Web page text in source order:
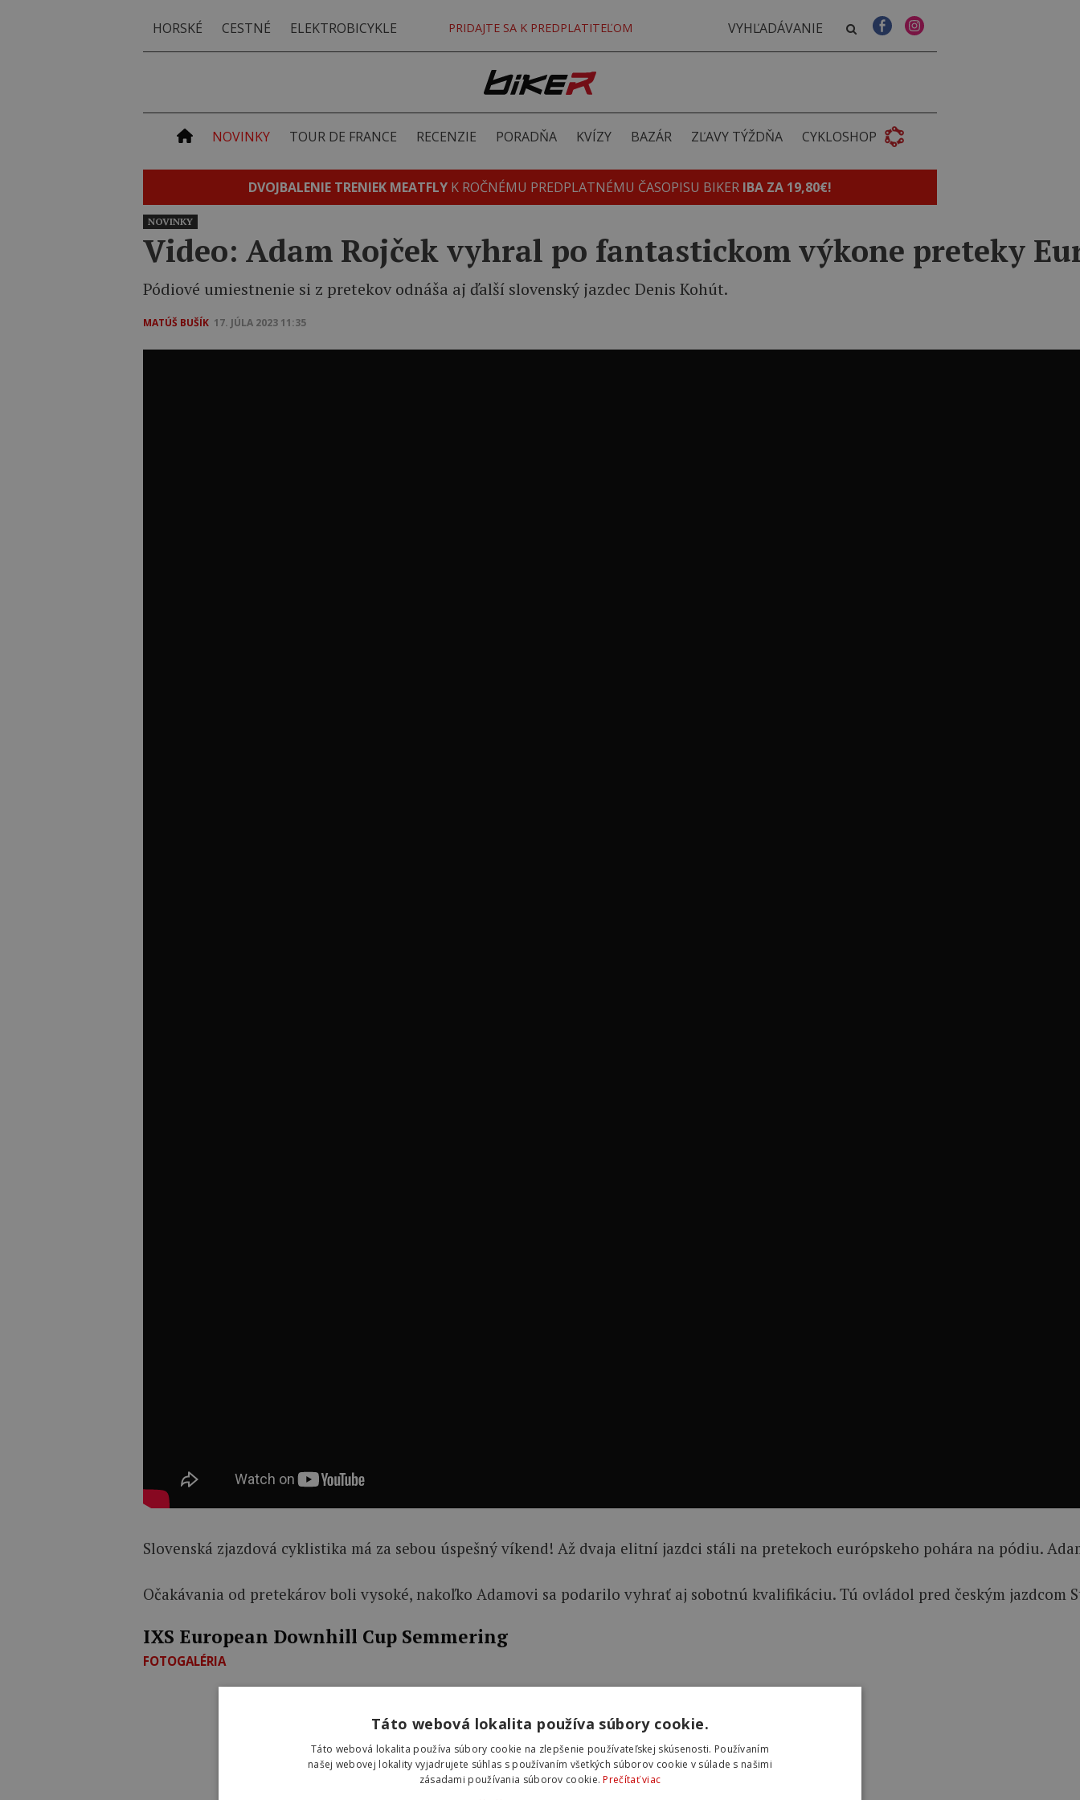
HORSKÉ CESTNÉ ELEKTROBICYKLE PRIDAJTE SA K PREDPLATITEĽOM
NOVINKY TOUR DE FRANCE RECENZIE PORADŇA KVÍZY BAZÁR ZĽAVY TÝŽDŇA CYKLOSHOP
DVOJBALENIE TRENIEK MEATFLY K ROČNÉMU PREDPLATNÉMU ČASOPISU BIKER IBA ZA 19,80€!
NOVINKY
Video: Adam Rojček vyhral po fantastickom výkone preteky
Pódiové umiestnenie si z pretekov odnáša aj ďalší slovenský jazdec Denis Kohút.
MATÚŠ BUŠÍK 17. JÚLA 2023 11:35
Slovenská zjazdová cyklistika má za sebou úspešný víkend! Až dvaja elitní jazdci stáli na pretekoch európskeho pohára na pódiu.
Očakávania od pretekárov boli vysoké, nakoľko Adamovi sa podarilo vyhrať aj sobotnú kvalifikáciu. Tú ovládol pred českým jazdcom
IXS European Downhill Cup Semmering
FOTOGALÉRIA
Táto webová lokalita používa súbory cookie.
Táto webová lokalita používa súbory cookie na zlepšenie používateľskej skúsenosti. Používaním
našej webovej lokality vyjadrujete súhlas s používaním všetkých súborov cookie v súlade s našimi
zásadami používania súborov cookie.Prečítať viac